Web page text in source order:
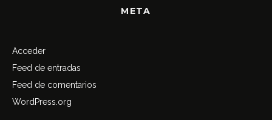
META
Acceder
Feed de entradas
Feed de comentarios
WordPress.org